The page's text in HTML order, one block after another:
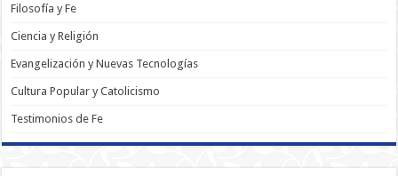
Filosofía y Fe
Ciencia y Religión
Evangelización y Nuevas Tecnologías
Cultura Popular y Catolicismo
Testimonios de Fe